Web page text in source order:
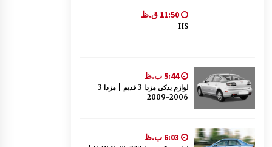
HS
5:44 ب.ظ
لوازم یدکی مزدا 3 قدیم | مزدا 3
2006-2009